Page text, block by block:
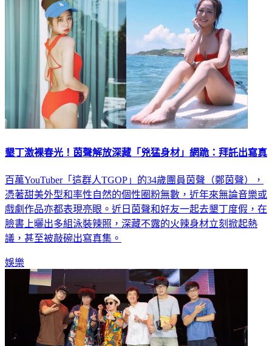
墾丁激裸春光！茵聲解放深藏「兇猛身材」網跪：拜託出寫真
百萬YouTuber「這群人TGOP」的34歲團員茵聲（鄭茵聲），
憑著甜美外型和率性自然的個性圈粉無數，近年來無論音樂或
戲劇作品亦都表現亮眼。近日茵聲和好友一起去墾丁度假，在
臉書上曬出多組泳裝辣照，深藏不露的火辣身材立刻掀起熱
議，甚至被敲碗出寫真集。
娛樂